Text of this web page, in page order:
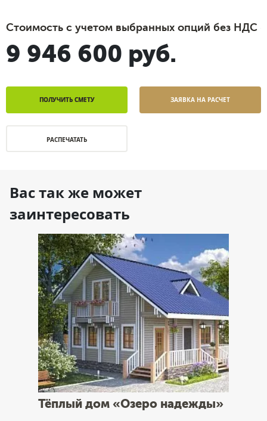
Стоимость с учетом выбранных опций без НДС
9 946 600 руб.
ПОЛУЧИТЬ СМЕТУ ЗАЯВКА НА РАСЧЕТ
РАСПЕЧАТАТЬ
Вас так же может
заинтересовать
Тёплый дом «Озеро надежды»